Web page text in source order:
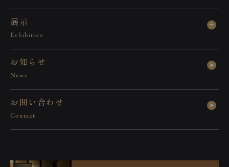
展示
Exhibition
お知 ら せ
News
お問い 合わ せ
Contact
す。
特別な空間で、あなたの世界観を表現し
てみませんか。
お問い合わせフォームより、予定されて
いるイベントの内容をご記入いただき、
どうぞお気軽にご連絡ください。